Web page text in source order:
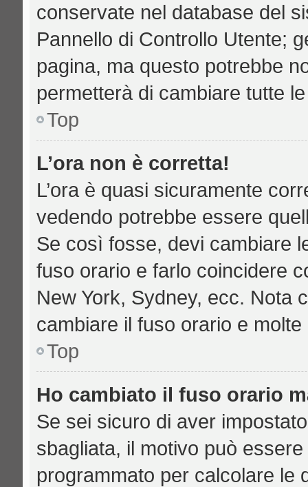
conservate nel database del
Pannello di Controllo Utente;
pagina, ma questo potrebbe
permetterà di cambiare tutte
Top
L’ora non è corretta!
L’ora è quasi sicuramente
vedendo potrebbe essere
Se così fosse, devi cambiare
fuso orario e farlo coincidere
New York, Sydney, ecc. Nota
cambiare il fuso orario e
Top
Ho cambiato il fuso orario
Se sei sicuro di aver
sbagliata, il motivo può
programmato per calcolare le